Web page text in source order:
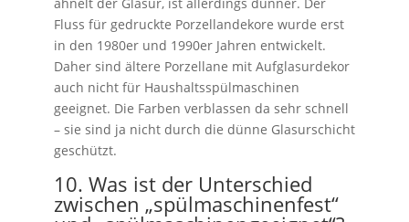
Fluss für gedruckte Porzellandekore wurde erst
in den 1980er und 1990er Jahren entwickelt.
Daher sind ältere Porzellane mit Aufglasurdekor
auch nicht für Haushaltsspülmaschinen
geeignet. Die Farben verblassen da sehr schnell
– sie sind ja nicht durch die dünne Glasurschicht
geschützt.
10. Was ist der Unterschied
zwischen „spülmaschinenfest“